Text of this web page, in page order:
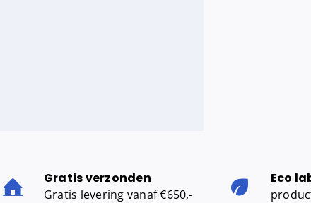
Gratis verzonden
Gratis levering vanaf €650,-
Eco